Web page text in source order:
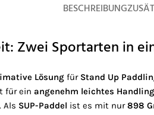
BESCHREIBUNG
Zwei Sportarten in
Lösung für Stand Up
für ein angenehm leichtes Handling
. Als SUP-Paddel ist es mit nur898